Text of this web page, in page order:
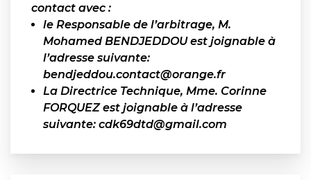
contact avec :
le Responsable de l’arbitrage, M.
Mohamed BENDJEDDOU est joignable à
l’adresse suivante:
bendjeddou.contact@orange.fr
La Directrice Technique, Mme. Corinne
FORQUEZ est joignable à l’adresse
suivante: cdk69dtd@gmail.com